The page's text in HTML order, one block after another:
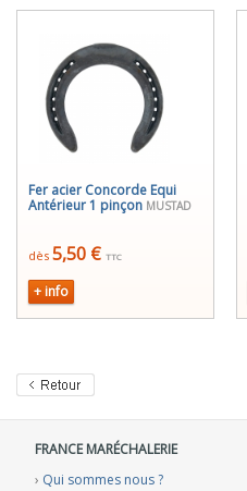
Fer acier Concorde Equi
Antérieur 1 pinçon MUSTAD
dès 5,50 € TTC
+ info
FRANCE MARÉCHALERIE
› Qui sommes nous ?